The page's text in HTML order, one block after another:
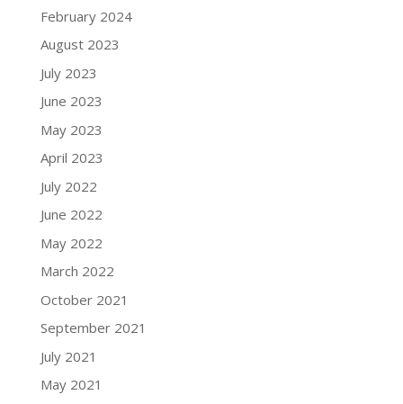
February 2024
August 2023
July 2023
June 2023
May 2023
April 2023
July 2022
June 2022
May 2022
March 2022
October 2021
September 2021
July 2021
May 2021